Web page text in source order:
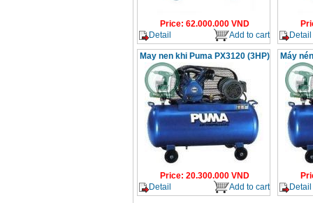
Price: 62.000.000VND
Detail
Add to cart
Detail
May nen khi Puma PX3120 (3HP)
Price: 20.300.000VND
Detail
Add to cart
Máy
Detail